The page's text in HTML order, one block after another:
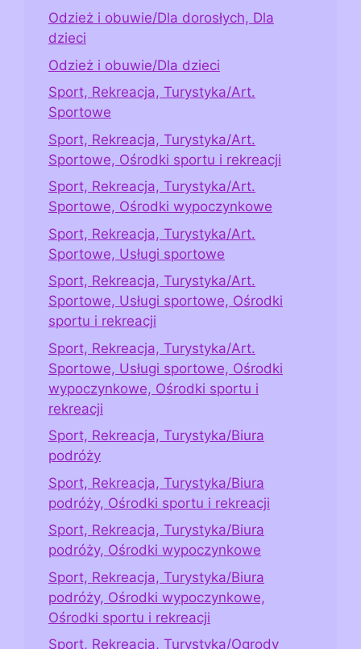
Odzież i obuwie/Dla dorosłych, Dla
dzieci
Odzież i obuwie/Dla dzieci
Sport, Rekreacja, Turystyka/Art.
Sportowe
Sport, Rekreacja, Turystyka/Art.
Sportowe, Ośrodki sportu i rekreacji
Sport, Rekreacja, Turystyka/Art.
Sportowe, Ośrodki wypoczynkowe
Sport, Rekreacja, Turystyka/Art.
Sportowe, Usługi sportowe
Sport, Rekreacja, Turystyka/Art.
Sportowe, Usługi sportowe, Ośrodki
sportu i rekreacji
Sport, Rekreacja, Turystyka/Art.
Sportowe, Usługi sportowe, Ośrodki
wypoczynkowe, Ośrodki sportu i
rekreacji
Sport, Rekreacja, Turystyka/Biura
podróży
Sport, Rekreacja, Turystyka/Biura
podróży, Ośrodki sportu i rekreacji
Sport, Rekreacja, Turystyka/Biura
podróży, Ośrodki wypoczynkowe
Sport, Rekreacja, Turystyka/Biura
podróży, Ośrodki wypoczynkowe,
Ośrodki sportu i rekreacji
Sport, Rekreacja, Turystyka/Ogrody